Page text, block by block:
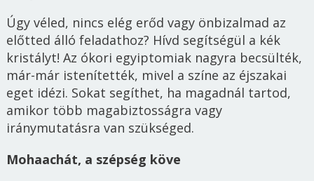
Úgy véled, nincs elég erőd vagy önbizalmad az
előtted álló feladathoz? Hívd segítségül a kék
kristályt! Az ókori egyiptomiak nagyra becsülték,
már-már istenítették, mivel a színe az éjszakai
eget idézi. Sokat segíthet, ha magadnál tartod,
amikor több magabiztosságra vagy
iránymutatásra van szükséged.
Mohaachát, a szépség köve